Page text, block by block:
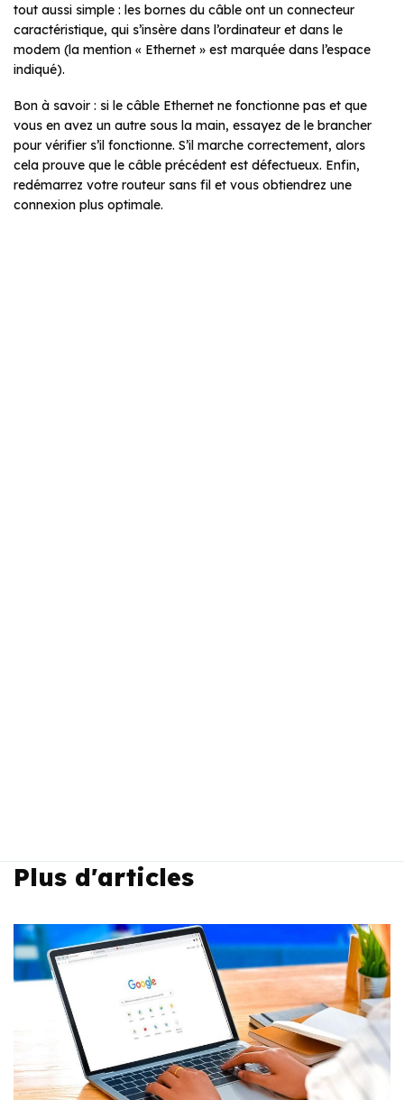
tout aussi simple : les bornes du câble ont un connecteur
caractéristique, qui s’insère dans l’ordinateur et dans le
modem (la mention « Ethernet » est marquée dans l’espace
indiqué).
Bon à savoir : si le câble Ethernet ne fonctionne pas et que
vous en avez un autre sous la main, essayez de le brancher
pour vérifier s’il fonctionne. S’il marche correctement, alors
cela prouve que le câble précédent est défectueux. Enfin,
redémarrez votre routeur sans fil et vous obtiendrez une
connexion plus optimale.
Plus d'articles